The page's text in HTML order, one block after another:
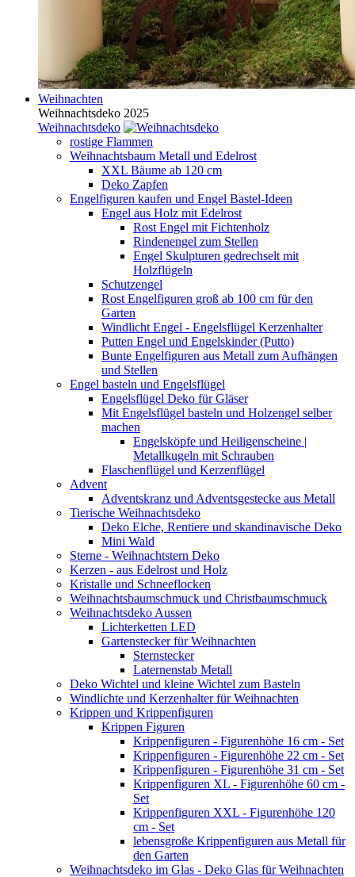
Weihnachten
Weihnachtsdeko 2025
Weihnachtsdeko
rostige Flammen
Weihnachtsbaum Metall und Edelrost
XXL Bäume ab 120 cm
Deko Zapfen
Engelfiguren kaufen und Engel Bastel-Ideen
Engel aus Holz mit Edelrost
Rost Engel mit Fichtenholz
Rindenengel zum Stellen
Engel Skulpturen gedrechselt mit
Holzflügeln
Schutzengel
Rost Engelfiguren groß ab 100 cm für den
Garten
Windlicht Engel - Engelsflügel Kerzenhalter
Putten Engel und Engelskinder (Putto)
Bunte Engelfiguren aus Metall zum Aufhängen
und Stellen
Engel basteln und Engelsflügel
Engelsflügel Deko für Gläser
Mit Engelsflügel basteln und Holzengel selber
machen
Engelsköpfe und Heiligenscheine |
Metallkugeln mit Schrauben
Flaschenflügel und Kerzenflügel
Advent
Adventskranz und Adventsgestecke aus Metall
Tierische Weihnachtsdeko
Deko Elche, Rentiere und skandinavische Deko
Mini Wald
Sterne - Weihnachtstern Deko
Kerzen - aus Edelrost und Holz
Kristalle und Schneeflocken
Weihnachtsbaumschmuck und Christbaumschmuck
Weihnachtsdeko Aussen
Lichterketten LED
Gartenstecker für Weihnachten
Sternstecker
Laternenstab Metall
Deko Wichtel und kleine Wichtel zum Basteln
Windlichte und Kerzenhalter für Weihnachten
Krippen und Krippenfiguren
Krippen Figuren
Krippenfiguren - Figurenhöhe 16 cm - Set
Krippenfiguren - Figurenhöhe 22 cm - Set
Krippenfiguren - Figurenhöhe 31 cm - Set
Krippenfiguren XL - Figurenhöhe 60 cm -
Set
Krippenfiguren XXL - Figurenhöhe 120
cm - Set
lebensgroße Krippenfiguren aus Metall für
den Garten
Weihnachtsdeko im Glas - Deko Glas für Weihnachten